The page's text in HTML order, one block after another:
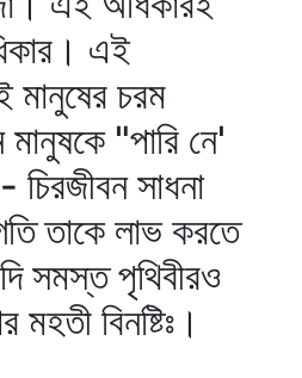
এই
মানুষের চরম
"পারি নে'
সাধনা
তাকে লাভ করতে
সমস্ত পৃথিবীরও
বিনষ্টিঃ।